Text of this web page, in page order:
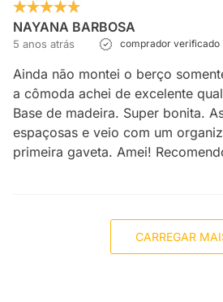
NAYANA BARBOSA
5 anos atrás comprador verificado
Ainda não montei o berço
a cômoda achei de excelente
Base de madeira. Super bonita.
espaçosas e veio com um
primeira gaveta. Amei!
CARREGAR